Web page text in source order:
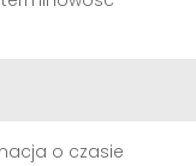
o czasie